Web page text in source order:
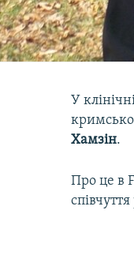
У
Хамзін.
Про це в